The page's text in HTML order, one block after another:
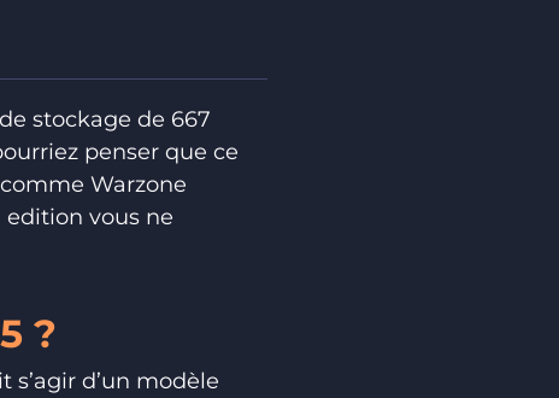
stockage de 667
penser que ce
Warzone
vous ne
?
d’un modèle